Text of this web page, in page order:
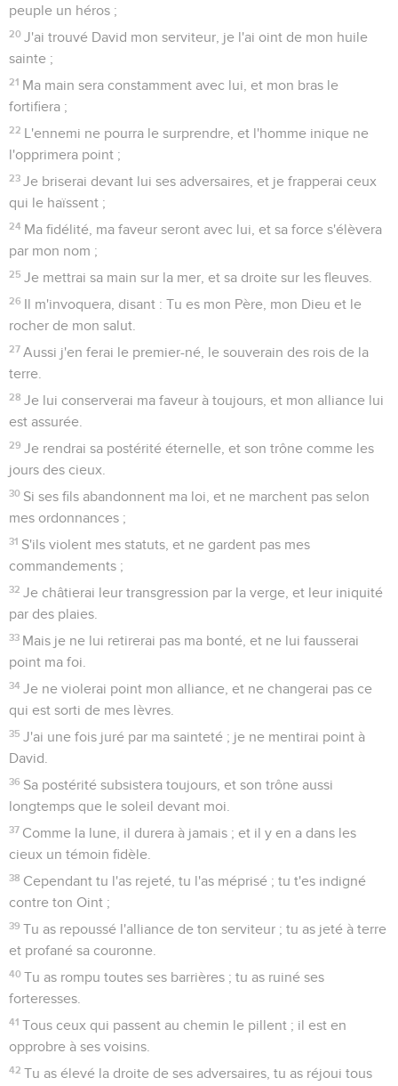
peuple un héros ;
20 J'ai trouvé David mon serviteur, je l'ai oint de mon huile
sainte ;
21 Ma main sera constamment avec lui, et mon bras le
fortifiera ;
22 L'ennemi ne pourra le surprendre, et l'homme inique ne
l'opprimera point ;
23 Je briserai devant lui ses adversaires, et je frapperai ceux
qui le haïssent ;
24 Ma fidélité, ma faveur seront avec lui, et sa force s'élèvera
par mon nom ;
25 Je mettrai sa main sur la mer, et sa droite sur les fleuves.
26 Il m'invoquera, disant : Tu es mon Père, mon Dieu et le
rocher de mon salut.
27 Aussi j'en ferai le premier-né, le souverain des rois de la
terre.
28 Je lui conserverai ma faveur à toujours, et mon alliance lui
est assurée.
29 Je rendrai sa postérité éternelle, et son trône comme les
jours des cieux.
30 Si ses fils abandonnent ma loi, et ne marchent pas selon
mes ordonnances ;
31 S'ils violent mes statuts, et ne gardent pas mes
commandements ;
32 Je châtierai leur transgression par la verge, et leur iniquité
par des plaies.
33 Mais je ne lui retirerai pas ma bonté, et ne lui fausserai
point ma foi.
34 Je ne violerai point mon alliance, et ne changerai pas ce
qui est sorti de mes lèvres.
35 J'ai une fois juré par ma sainteté ; je ne mentirai point à
David.
36 Sa postérité subsistera toujours, et son trône aussi
longtemps que le soleil devant moi.
37 Comme la lune, il durera à jamais ; et il y en a dans les
cieux un témoin fidèle.
38 Cependant tu l'as rejeté, tu l'as méprisé ; tu t'es indigné
contre ton Oint ;
39 Tu as repoussé l'alliance de ton serviteur ; tu as jeté à terre
et profané sa couronne.
40 Tu as rompu toutes ses barrières ; tu as ruiné ses
forteresses.
41 Tous ceux qui passent au chemin le pillent ; il est en
opprobre à ses voisins.
42 Tu as élevé la droite de ses adversaires, tu as réjoui tous